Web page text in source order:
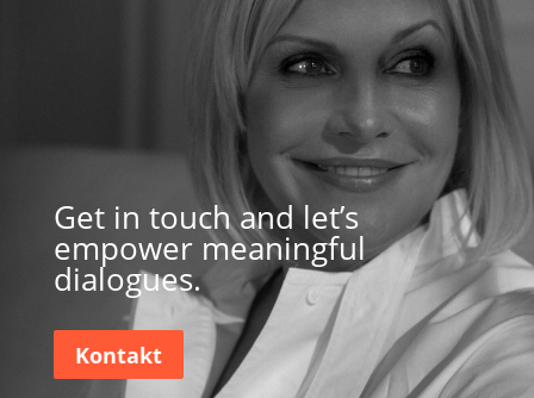
Get in touch and let’s
empower meaningful
dialogues.
Kontakt